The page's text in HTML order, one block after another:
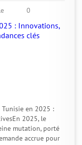
0
Tunisie en 2025 :
2025, le
mutation, porté
accrue pour